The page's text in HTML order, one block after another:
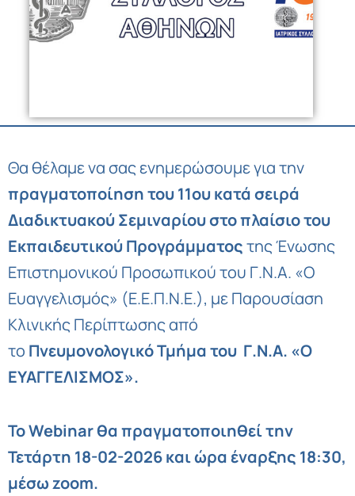
Θα θέλαμε να σας ενημερώσουμε για την
πραγματοποίηση του 11ου κατά σειρά
Διαδικτυακού Σεμιναρίου στο πλαίσιο του
Εκπαιδευτικού Προγράμματοςτης Ένωσης
Επιστημονικού Προσωπικού του Γ.Ν.Α. «Ο
Ευαγγελισμός» (Ε.Ε.Π.Ν.Ε.), με Παρουσίαση
Κλινικής Περίπτωσης από
το Πνευμονολογικό Τμήμα του Γ.Ν.Α. «Ο
ΕΥΑΓΓΕΛΙΣΜΟΣ».
Το Webinar θα πραγματοποιηθεί την
Τετάρτη 18-02-2026 και ώρα έναρξης 18:30,
μέσω zoom.